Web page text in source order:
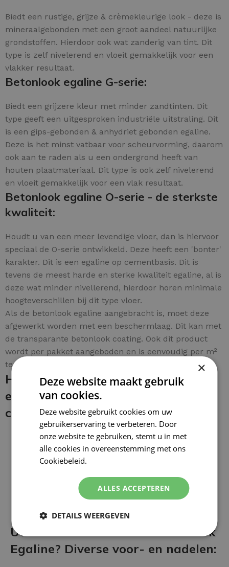
Biedt een rustige, grijze & crèmekleurige look - deze is
mineraalgebonden met een groot aandeel natuurlijke
grondstoffen. Hierdoor ook wat zanderig van tint. Dit
type is zelf nivelerend en vloeit gemakkelijk voor een
vlakker resultaat.
Betonlook egaline G-serie:
Biedt een grijzere kleur met minder zandtinten. Dit
type geeft een uitgesproken industriële uitstraling. Dit
is een gips-gebonden & anhydriet gebonden egaline.
Deze is het minst vatbaar voor scheurvorming, daarom
ook aan te raden als u een ondergrond heeft van
houten plaatmateriaal. Dit type is ook zelf nivelerend
en vloeit gemakkelijk voor een vlak resultaat.
Betonlook egaline O-serie - de sterkste
kwaliteit:
Houdt u van een meer levendige vloer, dan is hiervoor
speciaal de O-serie ontwikkeld. Deze heeft een 'bonter'
karakter. Dit is een egaline op cementbasis. Dit is
tevens de meest harde en sterke kwaliteit egaline, al is
deze wat minder nivellerend, hierdoor horen minimale
hoogteverschillen bij dit type vloer.
Als de betonlook egaline aangebracht is, moet deze
afgewerkt worden met een beschermlaag. Dit kan met
de transparante betonlook coating. Ook dit product
wordt per pakket aangeboden en is eenvoudig per m²
te bestellen.
Het aanbrengen van de betonlook
egaline en de beschermende
coating:
Uw vloer afwerken met Betonlook
Egaline? Diverse voor- en nadelen:
×
Deze website maakt gebruik
van cookies.
Deze website gebruikt cookies om uw
gebruikerservaring te verbeteren. Door
onze website te gebruiken, stemt u in met
alle cookies in overeenstemming met ons
Cookiebeleid.
ALLES ACCEPTEREN
DETAILS WEERGEVEN